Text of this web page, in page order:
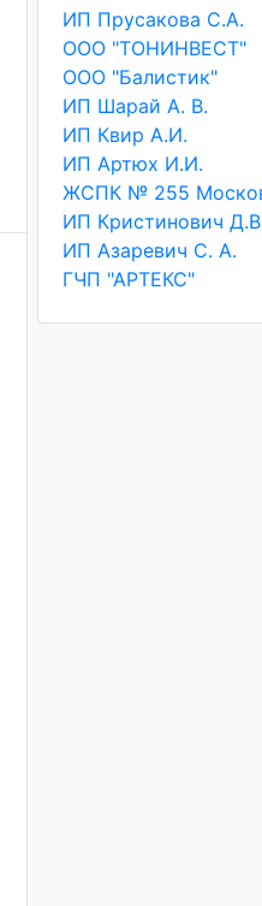
ИП Прусакова С.А.
ООО "ТОНИНВЕСТ"
ООО "Балистик"
ИП Шарай А. В.
ИП Квир А.И.
ИП Артюх И.И.
ИП Кристинович
ИП Азаревич С. А.
ГЧП "АРТЕКС"